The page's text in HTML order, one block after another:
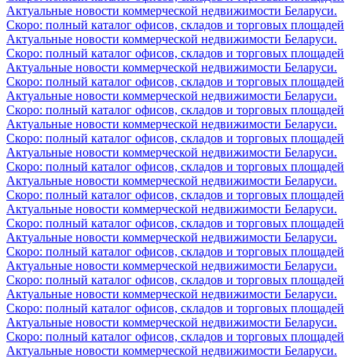
Актуальные новости коммерческой недвижимости Беларуси.
Скоро: полный каталог офисов, складов и торговых площадей
Актуальные новости коммерческой недвижимости Беларуси.
Скоро: полный каталог офисов, складов и торговых площадей
Актуальные новости коммерческой недвижимости Беларуси.
Скоро: полный каталог офисов, складов и торговых площадей
Актуальные новости коммерческой недвижимости Беларуси.
Скоро: полный каталог офисов, складов и торговых площадей
Актуальные новости коммерческой недвижимости Беларуси.
Скоро: полный каталог офисов, складов и торговых площадей
Актуальные новости коммерческой недвижимости Беларуси.
Скоро: полный каталог офисов, складов и торговых площадей
Актуальные новости коммерческой недвижимости Беларуси.
Скоро: полный каталог офисов, складов и торговых площадей
Актуальные новости коммерческой недвижимости Беларуси.
Скоро: полный каталог офисов, складов и торговых площадей
Актуальные новости коммерческой недвижимости Беларуси.
Скоро: полный каталог офисов, складов и торговых площадей
Актуальные новости коммерческой недвижимости Беларуси.
Скоро: полный каталог офисов, складов и торговых площадей
Актуальные новости коммерческой недвижимости Беларуси.
Скоро: полный каталог офисов, складов и торговых площадей
Актуальные новости коммерческой недвижимости Беларуси.
Скоро: полный каталог офисов, складов и торговых площадей
Актуальные новости коммерческой недвижимости Беларуси.